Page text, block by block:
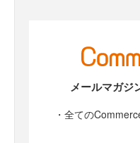
メールマガジ
・全ての